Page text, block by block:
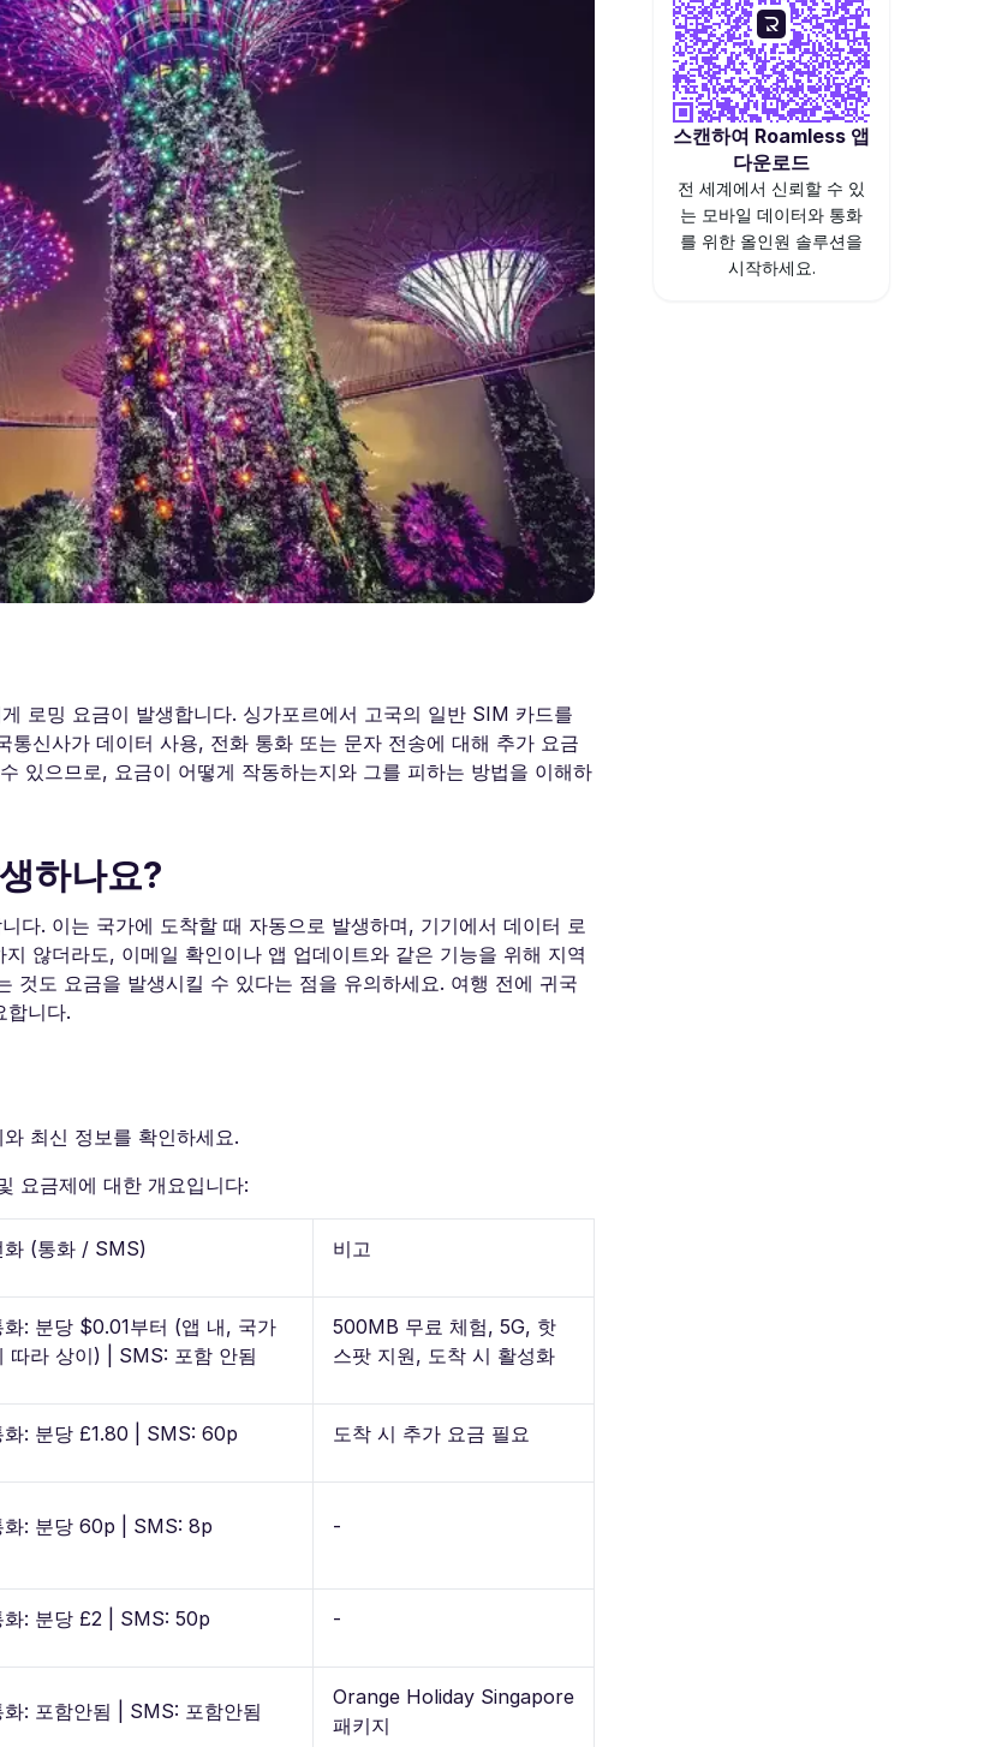
로밍 요금이 발생합니다. 싱가포르에서 고국의 일반 SIM 카드를
신사가 데이터 사용, 전화 통화 또는 문자 전송에 대해 추가 요금
있으므로, 요금이 어떻게 작동하는지와 그를 피하는 방법을 이해하
하나요?
다. 이는 국가에 도착할 때 자동으로 발생하며, 기기에서 데이터 로
않더라도, 이메일 확인이나 앱 업데이트와 같은 기능을 위해 지역
것도 요금을 발생시킬 수 있다는 점을 유의하세요. 여행 전에 귀국
합니다.
최신 정보를 확인하세요.
요금제에 대한 개요입니다:
화 (통화 / SMS) 비고
화: 분당 $0.01부터 (앱 내, 국가
따라 상이) | SMS: 포함 안됨
500MB 무료 체험, 5G, 핫
스팟 지원, 도착 시 활성화
화: 분당 £1.80 | SMS: 60p 도착 시 추가 요금 필요
화: 분당 60p | SMS: 8p -
화: 분당 £2 | SMS: 50p -
화: 포함안됨 | SMS: 포함안됨
Orange Holiday Singapore
패키지
스캔하여 Roamless 앱
다운로드
전 세계에서 신뢰할 수 있
는 모바일 데이터와 통화
를 위한 올인원 솔루션을
시작하세요.